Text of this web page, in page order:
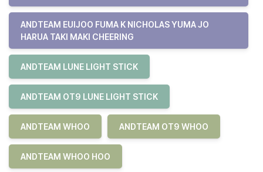
ANDTEAM EUIJOO FUMA K NICHOLAS YUMA JO
HARUA TAKI MAKI CHEERING
ANDTEAM LUNE LIGHT STICK
ANDTEAM OT9 LUNE LIGHT STICK
ANDTEAM WHOO ANDTEAM OT9 WHOO
ANDTEAM WHOO HOO